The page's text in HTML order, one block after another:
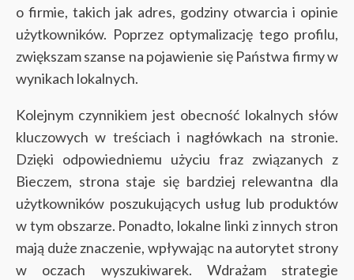
o firmie, takich jak adres, godziny otwarcia i opinie
użytkowników. Poprzez optymalizację tego profilu,
zwiększam szanse na pojawienie się Państwa firmy w
wynikach lokalnych.
Kolejnym czynnikiem jest obecność lokalnych słów
kluczowych w treściach i nagłówkach na stronie.
Dzięki odpowiedniemu użyciu fraz związanych z
Bieczem, strona staje się bardziej relewantna dla
użytkowników poszukujących usług lub produktów
w tym obszarze. Ponadto, lokalne linki z innych stron
mają duże znaczenie, wpływając na autorytet strony
w oczach wyszukiwarek. Wdrażam strategie